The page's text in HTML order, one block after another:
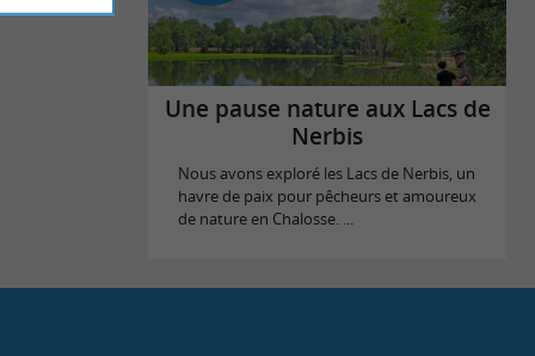
Une pause nature aux Lacs de
Nerbis
Nous avons exploré les Lacs de Nerbis, un
havre de paix pour pêcheurs et amoureux
de nature en Chalosse. ...